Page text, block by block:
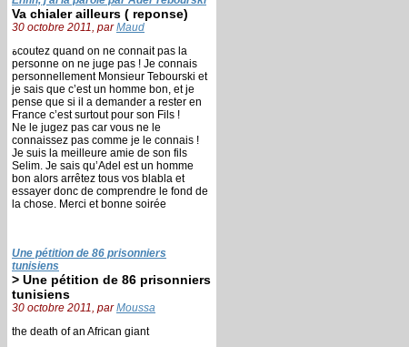
Va chialer ailleurs ( reponse)
30 octobre 2011, parMaud
ةcoutez quand on ne connait pas la
personne on ne juge pas ! Je connais
personnellement Monsieur Tebourski et
je sais que c’est un homme bon, et je
pense que si il a demander a rester en
France c’est surtout pour son Fils !
Ne le jugez pas car vous ne le
connaissez pas comme je le connais !
Je suis la meilleure amie de son fils
Selim. Je sais qu’Adel est un homme
bon alors arrêtez tous vos blabla et
essayer donc de comprendre le fond de
la chose. Merci et bonne soirée
Une pétition de 86 prisonniers
tunisiens
> Une pétition de 86 prisonniers
tunisiens
30 octobre 2011, parMoussa
the death of an African giant